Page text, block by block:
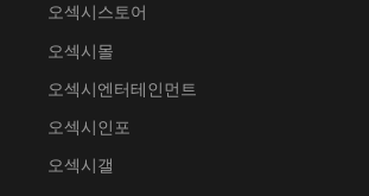
오섹시스토어
오섹시몰
오섹시엔터테인먼트
오섹시인포
오섹시갤